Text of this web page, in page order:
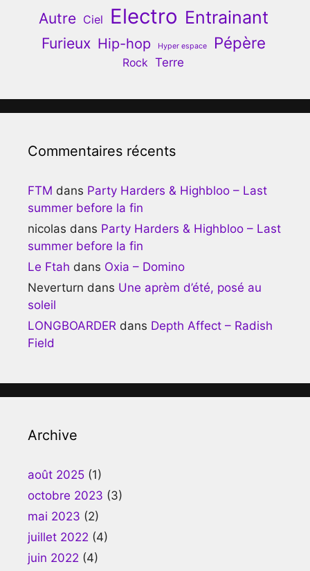
Autre Ciel Electro Entrainant
Furieux Hip-hop Hyper espace Pépère
Rock Terre
Commentaires récents
FTM dans Party Harders & Highbloo – Last
summer before la fin
nicolas dans Party Harders & Highbloo – Last
summer before la fin
Le Ftah dans Oxia – Domino
Neverturn dans Une aprèm d’été, posé au
soleil
LONGBOARDER dans Depth Affect – Radish
Field
Archive
août 2025 (1)
octobre 2023 (3)
mai 2023 (2)
juillet 2022 (4)
juin 2022 (4)